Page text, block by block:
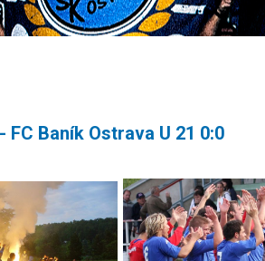
Baník Ostrava U 21 0:0